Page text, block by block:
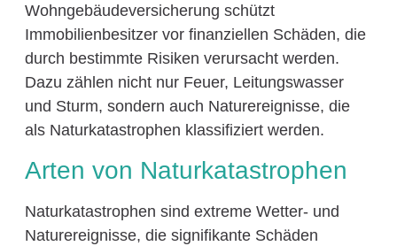
Wohngebäudeversicherung schützt
Immobilienbesitzer vor finanziellen Schäden, die
durch bestimmte Risiken verursacht werden.
Dazu zählen nicht nur Feuer, Leitungswasser
und Sturm, sondern auch Naturereignisse, die
als Naturkatastrophen klassifiziert werden.
Arten von Naturkatastrophen
Naturkatastrophen sind extreme Wetter- und
Naturereignisse, die signifikante Schäden